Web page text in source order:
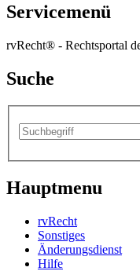
Servicemenü
rvRecht® - Rechtsportal
Suche
Hauptmenu
rvRecht
Sonstiges
Änderungsdienst
Hil­fe